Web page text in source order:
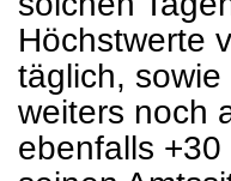
Höchstwerte
täglich,
weiters noch
ebenfalls